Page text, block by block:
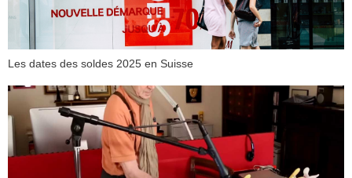
Les dates des soldes 2025 en Suisse